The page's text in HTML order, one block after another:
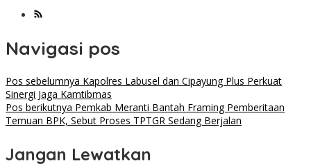
Navigasi pos
Pos sebelumnya Kapolres Labusel dan Cipayung Plus Perkuat
Sinergi Jaga Kamtibmas
Pos berikutnya Pemkab Meranti Bantah Framing Pemberitaan
Temuan BPK, Sebut Proses TPTGR Sedang Berjalan
Jangan Lewatkan